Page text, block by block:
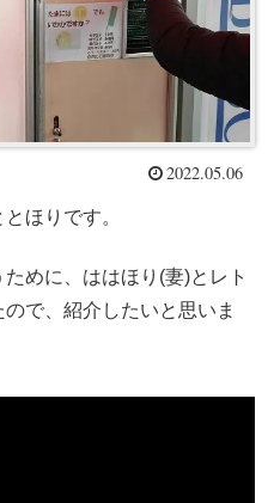
2022.05.06
ほりです。
めに、ははほり(妻)とレト
で、紹介したいと思いま